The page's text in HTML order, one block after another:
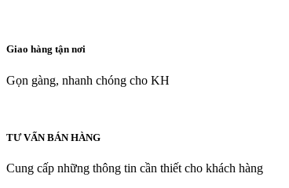
Giao hàng tận nơi
Gọn gàng, nhanh chóng cho KH
TƯ VẤN BÁN HÀNG
Cung cấp những thông tin cần thiết cho khách hàng